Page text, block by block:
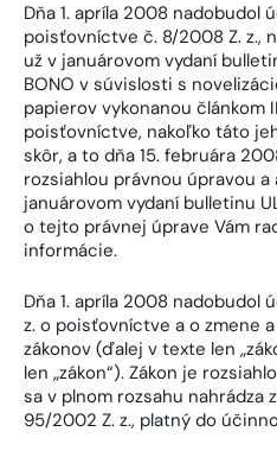
Dňa 1. apríla 2008 nadobudol
poisťovníctve č. 8/2008 Z. z.,
už v januárovom vydaní
BONO v súvislosti s
papierov vykonanou článkom
poisťovníctve, nakoľko táto
skôr, a to dňa 15. februára
rozsiahlou právnou úpravou a
januárovom vydaní bulletinu
o tejto právnej úprave Vám
informácie.
Dňa 1. apríla 2008 nadobudol
z. o poisťovníctve a o zmene
zákonov (ďalej v texte len
len „zákon“). Zákon je
sa v plnom rozsahu nahrádza
95/2002 Z. z., platný do